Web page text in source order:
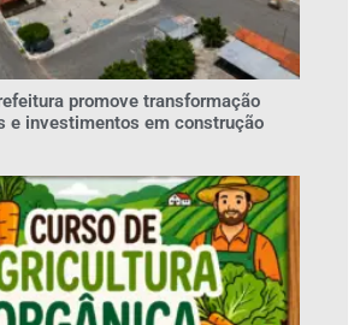
promove transformação
e investimentos em construção